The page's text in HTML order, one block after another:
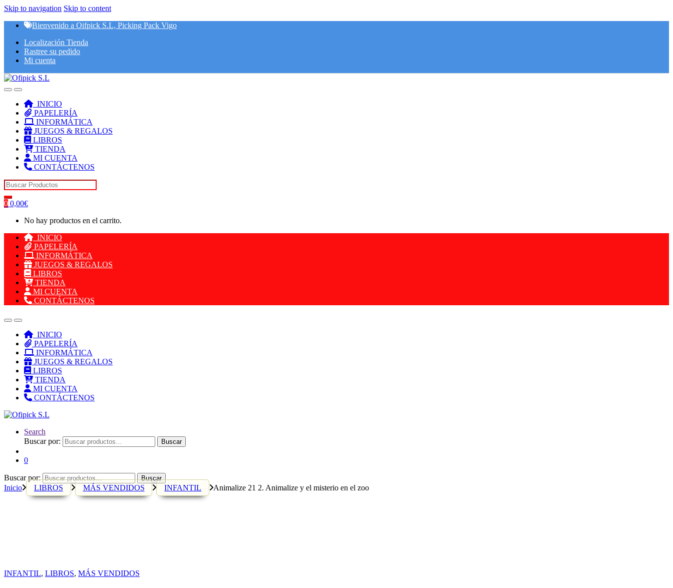
Skip to navigation Skip to content
Bienvenido a Oifpick S.L, Picking Pack Vigo
Localización Tienda
Rastree su pedido
Mi cuenta
INICIO
PAPELERÍA
INFORMÁTICA
JUEGOS & REGALOS
LIBROS
TIENDA
MI CUENTA
CONTÁCTENOS
Search for:
0 0,00€
No hay productos en el carrito.
INICIO
PAPELERÍA
INFORMÁTICA
JUEGOS & REGALOS
LIBROS
TIENDA
MI CUENTA
CONTÁCTENOS
INICIO
PAPELERÍA
INFORMÁTICA
JUEGOS & REGALOS
LIBROS
TIENDA
MI CUENTA
CONTÁCTENOS
Search
Buscar por:
Buscar
0
Buscar por: Buscar
Inicio LIBROS MÁS VENDIDOS INFANTIL Animalize 21 2. Animalize y el misterio en el zoo
INFANTIL, LIBROS, MÁS VENDIDOS